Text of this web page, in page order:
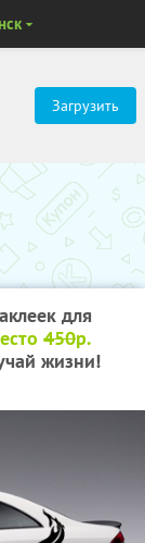
Загрузить
для
450р.
жизни!